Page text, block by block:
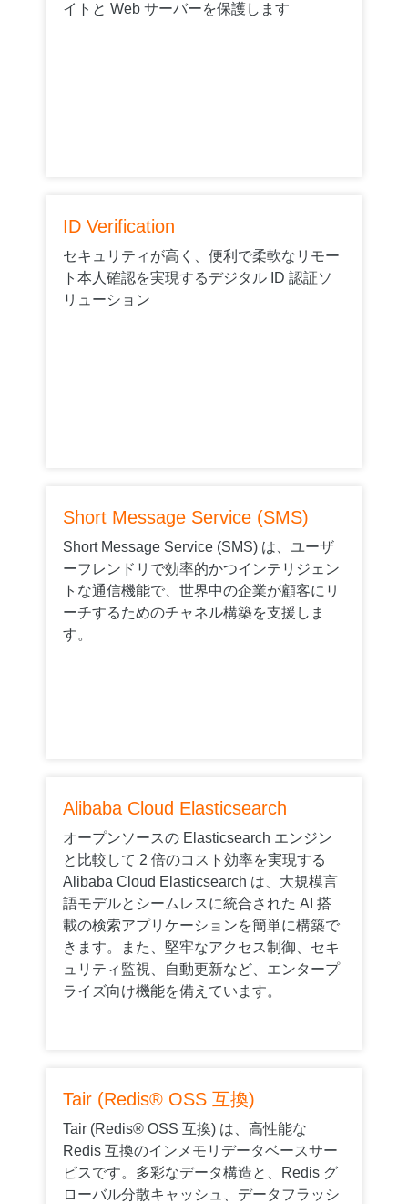
イトと Web サーバーを保護します
ID Verification
セキュリティが高く、便利で柔軟なリモー
ト本人確認を実現するデジタル ID 認証ソ
リューション
Short Message Service (SMS)
Short Message Service (SMS) は、ユーザ
ーフレンドリで効率的かつインテリジェン
トな通信機能で、世界中の企業が顧客にリ
ーチするためのチャネル構築を支援しま
す。
Alibaba Cloud Elasticsearch
オープンソースの Elasticsearch エンジン
と比較して 2 倍のコスト効率を実現する
Alibaba Cloud Elasticsearch は、大規模言
語モデルとシームレスに統合された AI 搭
載の検索アプリケーションを簡単に構築で
きます。また、堅牢なアクセス制御、セキ
ュリティ監視、自動更新など、エンタープ
ライズ向け機能を備えています。
Tair (Redis® OSS 互換)
Tair (Redis® OSS 互換) は、高性能な
Redis 互換のインメモリデータベースサー
ビスです。多彩なデータ構造と、Redis グ
ローバル分散キャッシュ、データフラッシ